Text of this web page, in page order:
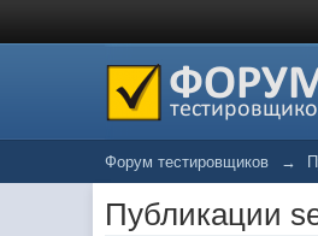
Форум тестировщиков →
Публикации